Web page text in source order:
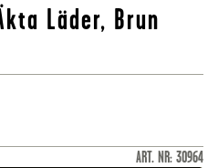
Läder, Brun
ART. NR: 30964